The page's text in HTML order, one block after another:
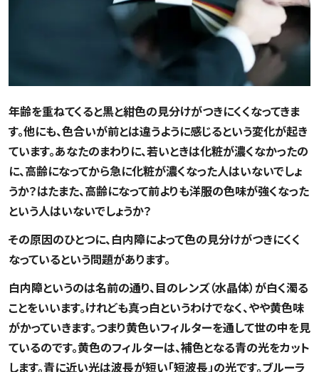
年齢を重ねてくると黒と紺色の見分けがつきにくくなってきま
す。他にも、色合いが前とは違うように感じるという変化が起き
ています。あなたのまわりに、若いときは化粧が濃くなかったの
に、高齢になってから急に化粧が濃くなった人はいないでしょ
うか？はたまた、高齢になって前よりも洋服の色味が強くなった
という人はいないでしょうか？
その原因のひとつに、白内障によって色の見分けがつきにくく
なっているという問題があります。
白内障というのは名前の通り、目のレンズ（水晶体）が白く濁る
ことをいいます。けれども真っ白というわけでなく、やや黄色味
がかっていきます。つまり黄色いフィルターを通して世の中を見
ているのです。黄色のフィルターは、補色となる青の光をカット
します。青に近い光は波長が短い「短波長」の光です。ブルーラ